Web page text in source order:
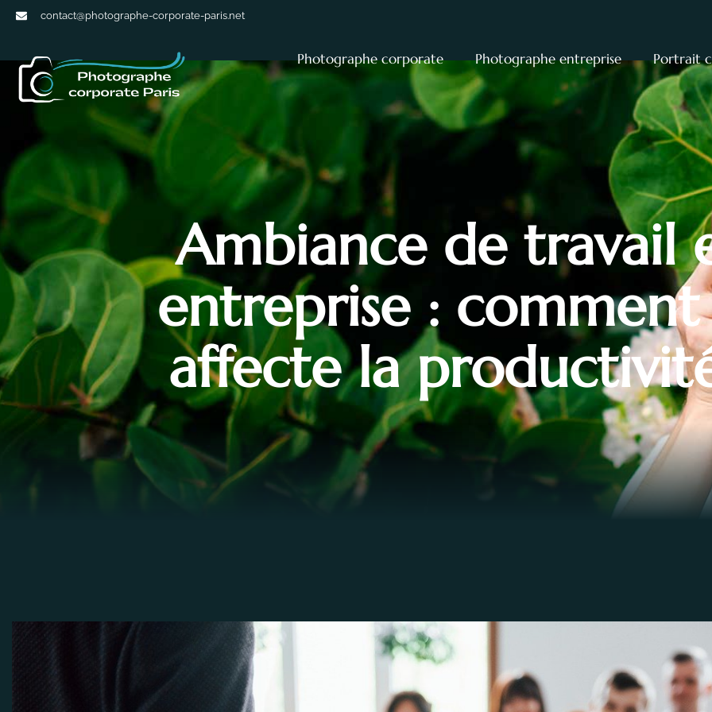
contact@photographe-corporate-paris.net
Photographe corporate Photographe entreprise Portrait
Ambiance de travail
entreprise : comment
affecte la